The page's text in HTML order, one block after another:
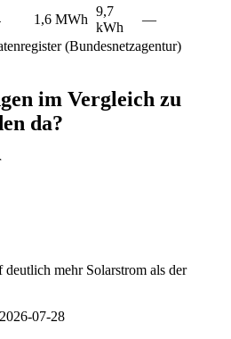
1,6 MWh
9,7
kWh
—
(Bundesnetzagentur)
im Vergleich zu
da?
mehr Solarstrom als der
07-28